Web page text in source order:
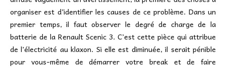
organiser est d’identifier les causes de ce problème. Dans un
premier temps, il faut observer le degré de charge de la
batterie de la Renault Scenic 3. C’est cette pièce qui attribue
de l’électricité au klaxon. Si elle est diminuée, il serait pénible
pour vous-même de démarrer votre break et de faire